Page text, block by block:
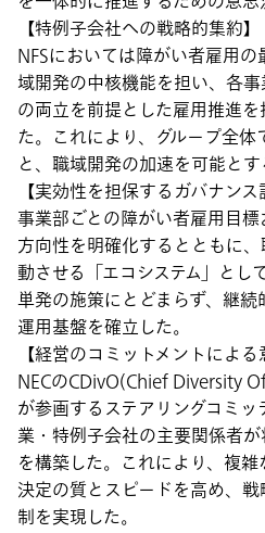
【特例子会社への戦略的集約】
NFSにおいては障がい者雇用
域開発の中核機能を担い、各
の両立を前提とした雇用推進
た。これにより、グループ全
と、職域開発の加速を可能とす
【実効性を担保するガバナンス
事業部ごとの障がい者雇用目
方向性を明確化するとともに
動させる「エコシステム」とし
単発の施策にとどまらず、継
運用基盤を確立した。
【経営のコミットメントによる
NECのCDivO(Chief Diversity
が参画するステアリングコミ
業・特例子会社の主要関係者
を構築した。これにより、複
決定の質とスピードを高め、
制を実現した。